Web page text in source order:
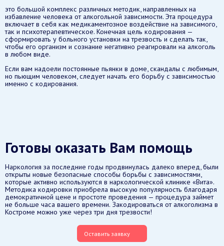
это большой комплекс различных методик, направленных на
избавление человека от алкогольной зависимости. Эта процедура
включает в себя как медикаментозное воздействие на зависимого,
так и психотерапевтическое. Конечная цель кодирования —
сформировать у больного установки на трезвость и сделать так,
чтобы его организм и сознание негативно реагировали на алкоголь
в любом виде.
Если вам надоели постоянные пьянки в доме, скандалы с любимым,
но пьющим человеком, следует начать его борьбу с зависимостью
именно с кодирования.
Готовы оказать Вам помощь
Наркология за последние годы продвинулась далеко вперед, были
открыты новые безопасные способы борьбы с зависимостями,
которые активно используются в наркологической клинике «Вита».
Методика кодировки приобрела высокую популярность благодаря
демократичной цене и простоте проведения — процедура займет
не больше часа вашего времени. Закодироваться от алкоголизма в
Костроме можно уже через три дня трезвости!
Оставить заявку